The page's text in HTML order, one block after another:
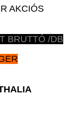
AKCIÓS
BRUTTÓ /DB